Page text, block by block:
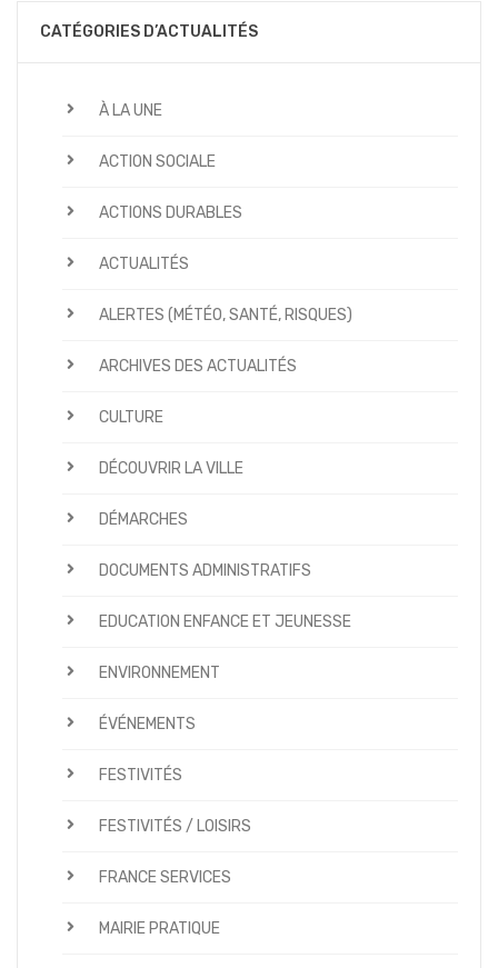
CATÉGORIES D’ACTUALITÉS
À LA UNE
ACTION SOCIALE
ACTIONS DURABLES
ACTUALITÉS
ALERTES (MÉTÉO, SANTÉ, RISQUES)
ARCHIVES DES ACTUALITÉS
CULTURE
DÉCOUVRIR LA VILLE
DÉMARCHES
DOCUMENTS ADMINISTRATIFS
EDUCATION ENFANCE ET JEUNESSE
ENVIRONNEMENT
ÉVÉNEMENTS
FESTIVITÉS
FESTIVITÉS / LOISIRS
FRANCE SERVICES
MAIRIE PRATIQUE